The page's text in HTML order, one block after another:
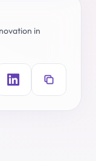
in